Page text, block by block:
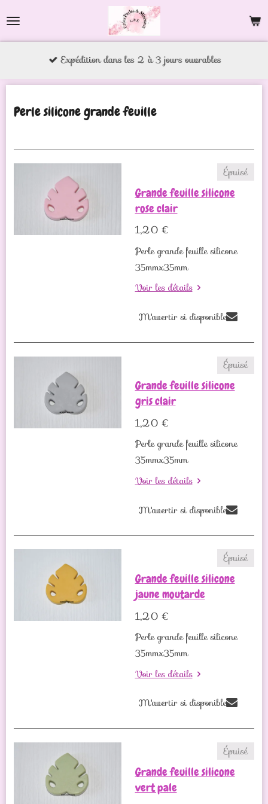
Expédition dans les 2 à 3 jours ouvrables
Perle silicone grande feuille
Épuisé
Grande feuille silicone
rose clair
1,20 €
Perle grande feuille silicone
35mmx35mm
Voir les détails
M'avertir si disponible
Épuisé
Grande feuille silicone
gris clair
1,20 €
Perle grande feuille silicone
35mmx35mm
Voir les détails
M'avertir si disponible
Épuisé
Grande feuille silicone
jaune moutarde
1,20 €
Perle grande feuille silicone
35mmx35mm
Voir les détails
M'avertir si disponible
Épuisé
Grande feuille silicone
vert pale